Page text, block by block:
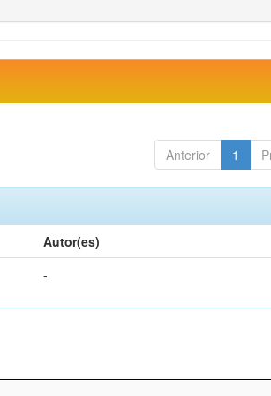
Anterior 1
Autor(es)
-